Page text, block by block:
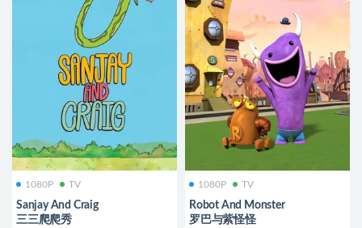
1080P TV
Sanjay And Craig
三三爬爬秀
1080P TV
Robot And Monster
罗巴与紫怪怪